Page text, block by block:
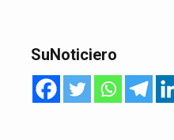
SuNoticiero